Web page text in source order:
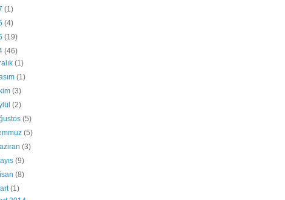
(1)
(4)
(19)
(46)
(1)
(1)
(3)
(2)
(5)
(5)
(3)
(9)
(8)
(1)